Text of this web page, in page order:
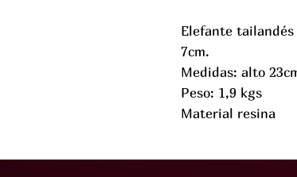
Elefante
7cm.
Medidas: alto
Peso: 1,9 kgs
Material resina